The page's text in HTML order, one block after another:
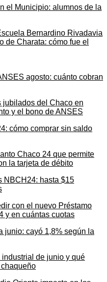
Bernardino Rivadavia
de Charata: cómo fue el
jubilados del Chaco en
y el bono de ANSES
Chaco 24 que permite
la tarjeta de débito
con el nuevo Préstamo
y en cuántas cuotas
de junio y qué